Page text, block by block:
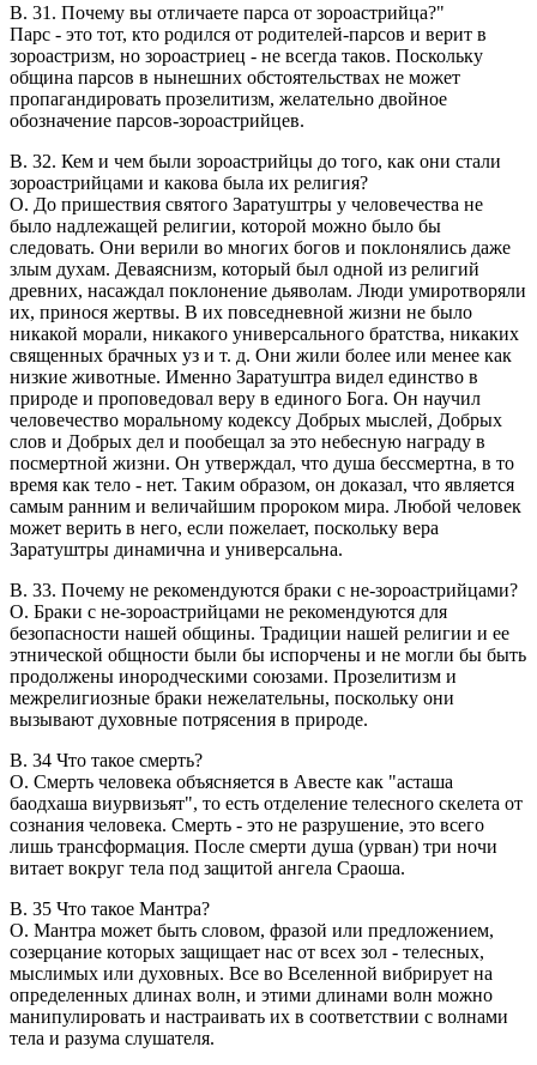
В. 31. Почему вы отличаете парса от зороастрийца?"
Парс - это тот, кто родился от родителей-парсов и верит в
зороастризм, но зороастриец - не всегда таков. Поскольку
община парсов в нынешних обстоятельствах не может
пропагандировать прозелитизм, желательно двойное
обозначение парсов-зороастрийцев.
В. 32. Кем и чем были зороастрийцы до того, как они стали
зороастрийцами и какова была их религия?
O. До пришествия святого Заратуштры у человечества не
было надлежащей религии, которой можно было бы
следовать. Они верили во многих богов и поклонялись даже
злым духам. Деваяснизм, который был одной из религий
древних, насаждал поклонение дьяволам. Люди умиротворяли
их, принося жертвы. В их повседневной жизни не было
никакой морали, никакого универсального братства, никаких
священных брачных уз и т. д. Они жили более или менее как
низкие животные. Именно Заратуштра видел единство в
природе и проповедовал веру в единого Бога. Он научил
человечество моральному кодексу Добрых мыслей, Добрых
слов и Добрых дел и пообещал за это небесную награду в
посмертной жизни. Он утверждал, что душа бессмертна, в то
время как тело - нет. Таким образом, он доказал, что является
самым ранним и величайшим пророком мира. Любой человек
может верить в него, если пожелает, поскольку вера
Заратуштры динамична и универсальна.
В. 33. Почему не рекомендуются браки с не-зороастрийцами?
O. Браки с не-зороастрийцами не рекомендуются для
безопасности нашей общины. Традиции нашей религии и ее
этнической общности были бы испорчены и не могли бы быть
продолжены инородческими союзами. Прозелитизм и
межрелигиозные браки нежелательны, поскольку они
вызывают духовные потрясения в природе.
В. 34 Что такое смерть?
O. Смерть человека объясняется в Авесте как "асташа
баодхаша виурвизьят", то есть отделение телесного скелета от
сознания человека. Смерть - это не разрушение, это всего
лишь трансформация. После смерти душа (урван) три ночи
витает вокруг тела под защитой ангела Сраоша.
В. 35 Что такое Мантра?
O. Мантра может быть словом, фразой или предложением,
созерцание которых защищает нас от всех зол - телесных,
мыслимых или духовных. Все во Вселенной вибрирует на
определенных длинах волн, и этими длинами волн можно
манипулировать и настраивать их в соответствии с волнами
тела и разума слушателя.